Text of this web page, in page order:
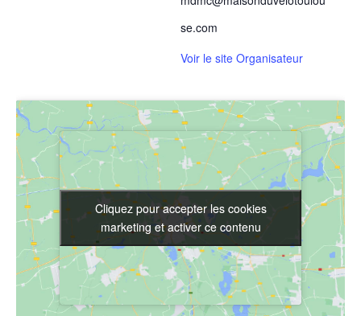
se.com
Voir le site Organisateur
Cliquez pour accepter les cookies
marketing et activer ce contenu
Cliquez pour accepter les cookies
marketing et activer ce contenu